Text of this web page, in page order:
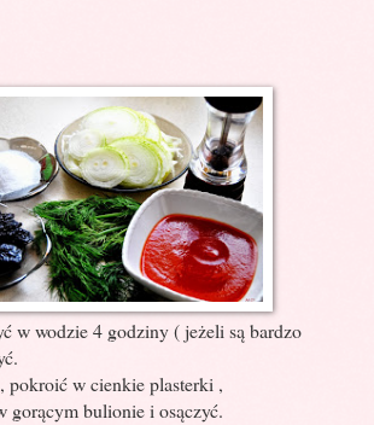
w wodzie 4 godziny ( jeżeli są bardzo
pokroić w cienkie plasterki ,
gorącym bulionie i osączyć.